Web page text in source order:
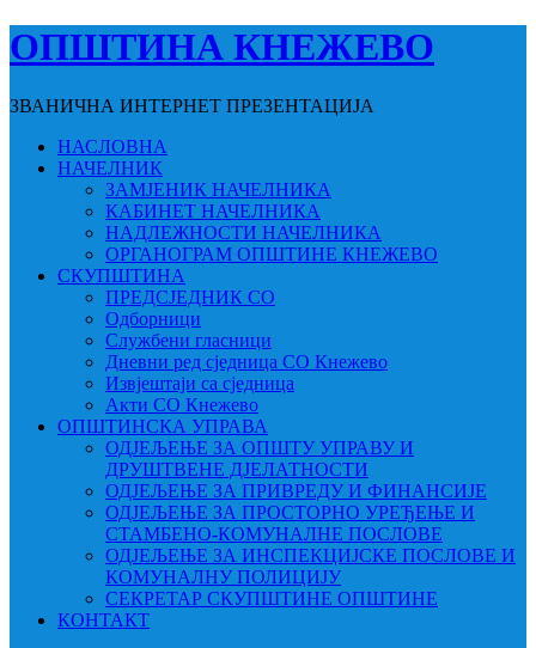
ОПШТИНА КНЕЖЕВО
ЗВАНИЧНА ИНТЕРНЕТ ПРЕЗЕНТАЦИЈА
НАСЛОВНА
НАЧЕЛНИК
ЗАМЈЕНИК НАЧЕЛНИКА
КАБИНЕТ НАЧЕЛНИКА
НАДЛЕЖНОСТИ НАЧЕЛНИКА
ОРГАНОГРАМ ОПШТИНЕ КНЕЖЕВО
СКУПШТИНА
ПРЕДСЈЕДНИК СО
Одборници
Службени гласници
Дневни ред сједница СО Кнежево
Извјештаји са сједница
Акти СО Кнежево
ОПШТИНСКА УПРАВА
ОДЈЕЉЕЊЕ ЗА ОПШТУ УПРАВУ И
ДРУШТВЕНЕ ДЈЕЛАТНОСТИ
ОДЈЕЉЕЊЕ ЗА ПРИВРЕДУ И ФИНАНСИЈЕ
ОДЈЕЉЕЊЕ ЗА ПРОСТОРНО УРЕЂЕЊЕ И
СТАМБЕНО-КОМУНАЛНЕ ПОСЛОВЕ
ОДЈЕЉЕЊЕ ЗА ИНСПЕКЦИЈСКЕ ПОСЛОВЕ И
КОМУНАЛНУ ПОЛИЦИЈУ
СЕКРЕТАР СКУПШТИНЕ ОПШТИНЕ
КОНТАКТ